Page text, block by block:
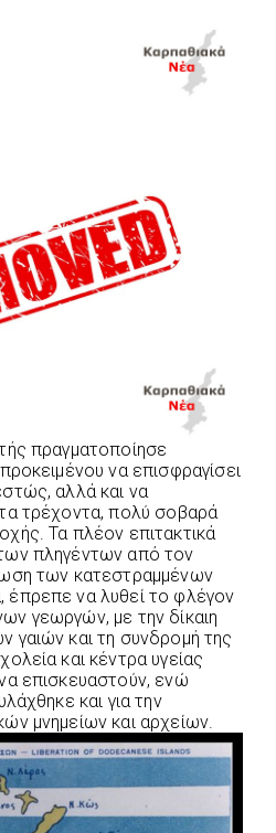
πραγματοποίησε
να επισφραγίσει
αλλά και να
τρέχοντα, πολύ σοβαρά
Τα πλέον επιτακτικά
πληγέντων από τον
των κατεστραμμένων
να λυθεί το φλέγον
γεωργών, με την δίκαιη
γαιών και τη συνδρομή της
και κέντρα υγείας
επισκευαστούν, ενώ
και για την
μνημείων και αρχείων.